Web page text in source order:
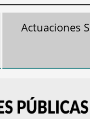
Actuaciones